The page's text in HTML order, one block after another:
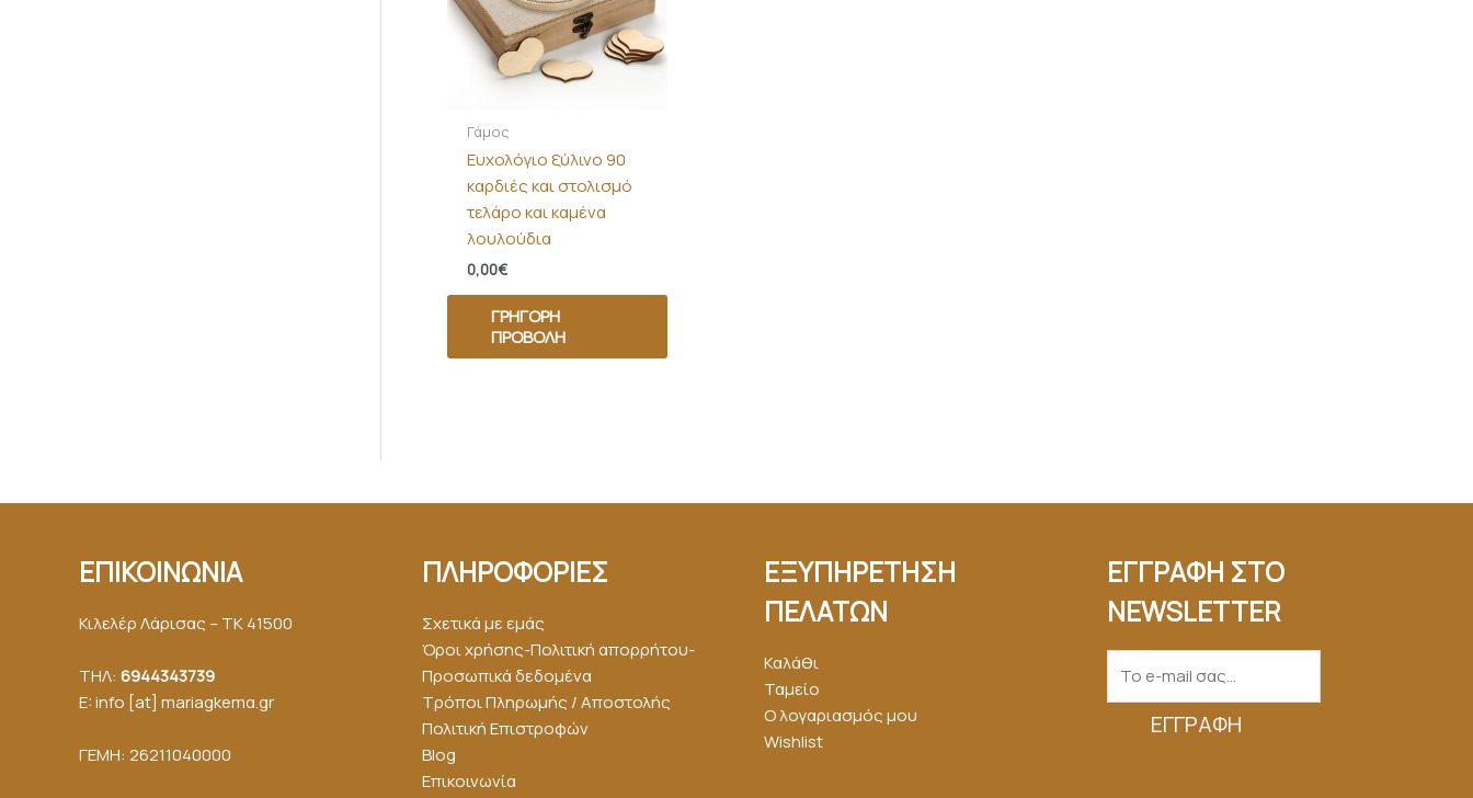
Γάμος
Ευχολόγιο ξύλινο 90
καρδιές και στολισμό
τελάρο και καμένα
λουλούδια
0,00€
ΓΡΉΓΟΡΗ
ΠΡΟΒΟΛΉ
ΕΠΙΚΟΙΝΩΝΙΑ
Κιλελέρ Λάρισας – ΤΚ 41500
ΤΗΛ: 6944343739
E: info [at] mariagkemα.gr
ΓΕΜΗ: 26211040000
ΠΛΗΡΟΦΟΡΙΕΣ
Σχετικά με εμάς
Όροι χρήσης-Πολιτική απορρήτου-
Προσωπικά δεδομένα
Τρόποι Πληρωμής / Αποστολής
Πολιτική Επιστροφών
Blog
Επικοινωνία
ΕΞΥΠΗΡΕΤΗΣΗ
ΠΕΛΑΤΩΝ
Καλάθι
Ταμείο
Ο λογαριασμός μου
Wishlist
ΕΓΓΡΑΦΗ ΣΤΟ
NEWSLETTER
ΕΓΓΡΑΦΉ